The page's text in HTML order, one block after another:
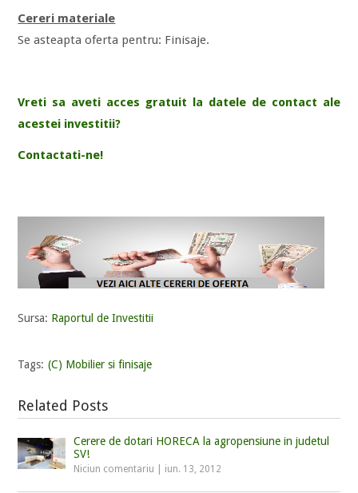
Cereri materiale
Se asteapta oferta pentru: Finisaje.
Vreti sa aveti acces gratuit la datele de contact ale
acestei investitii?
Contactati-ne!
Sursa: Raportul de Investitii
Tags: (C) Mobilier si finisaje
Related Posts
Cerere de dotari HORECA la agropensiune in judetul
SV!
Niciun comentariu iun. 13, 2012